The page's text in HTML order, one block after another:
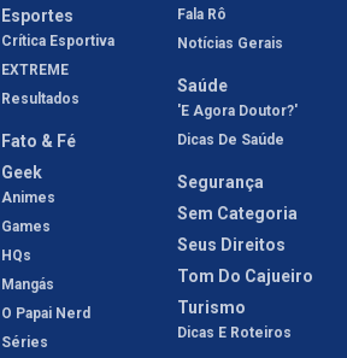
Esportes
Crítica Esportiva
EXTREME
Resultados
Fato & Fé
Geek
Animes
Games
HQs
Mangás
O Papai Nerd
Séries
Fala Rô
Notícias Gerais
Saúde
'E Agora Doutor?'
Dicas De Saúde
Segurança
Sem Categoria
Seus Direitos
Tom Do Cajueiro
Turismo
Dicas E Roteiros